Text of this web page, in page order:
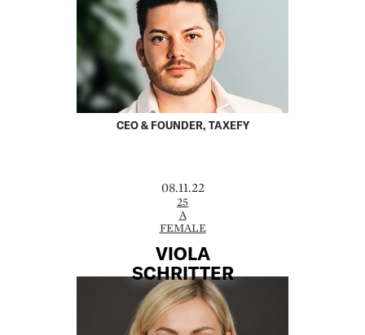
CEO & FOUNDER, TAXEFY
08.11.22
25
A
FEMALE
VIOLA
SCHRITTER